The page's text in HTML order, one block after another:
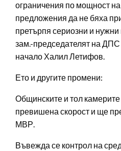
ограничения по мощност
предложения да не бяха
претърпя сериозни и
зам.-председателят на
начало Халил Летифов.
Ето и другите промени:
Общинските и тол
превишена скорост и ще
МВР.
Въвежда се контрол на